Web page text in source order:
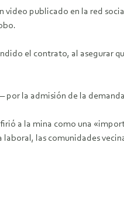
publicado en la red
el contrato, al asegurar
la admisión de la
a la mina como una
las comunidades